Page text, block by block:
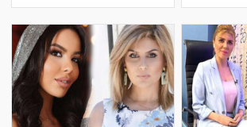
Bakıda konsert proqramı ilə çıxış
edib. xəbər verir ki, sənətçi
Mədəniyyət Nazirliyinin, Bak
"Balenciaga"